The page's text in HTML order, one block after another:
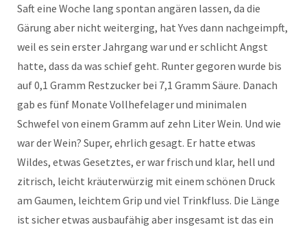
Saft eine Woche lang spontan angären lassen, da die
Gärung aber nicht weiterging, hat Yves dann nachgeimpft,
weil es sein erster Jahrgang war und er schlicht Angst
hatte, dass da was schief geht. Runter gegoren wurde bis
auf 0,1 Gramm Restzucker bei 7,1 Gramm Säure. Danach
gab es fünf Monate Vollhefelager und minimalen
Schwefel von einem Gramm auf zehn Liter Wein. Und wie
war der Wein? Super, ehrlich gesagt. Er hatte etwas
Wildes, etwas Gesetztes, er war frisch und klar, hell und
zitrisch, leicht kräuterwürzig mit einem schönen Druck
am Gaumen, leichtem Grip und viel Trinkfluss. Die Länge
ist sicher etwas ausbaufähig aber insgesamt ist das ein